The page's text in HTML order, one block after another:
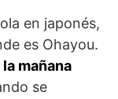
en japonés,
es Ohayou.
mañana
se